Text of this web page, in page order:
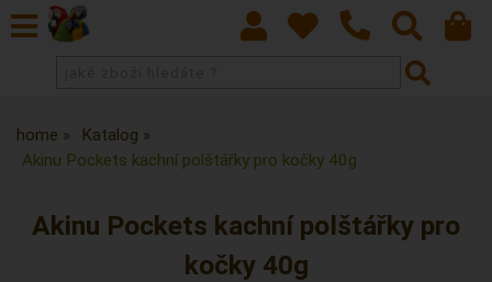
home
Katalog
Akinu Pockets kachní polštářky pro kočky 40g
Akinu Pockets kachní polštářky pro
kočky 40g